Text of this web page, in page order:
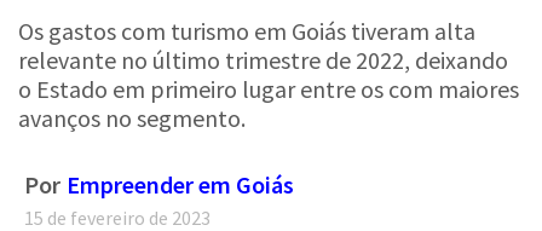
Os gastos com turismo em Goiás tiveram alta
relevante no último trimestre de 2022, deixando
o Estado em primeiro lugar entre os com maiores
avanços no segmento.
Por Empreender em Goiás
15 de fevereiro de 2023